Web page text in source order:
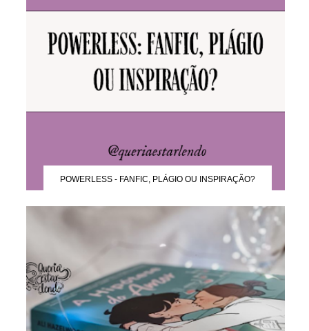
POWERLESS - FANFIC, PLÁGIO OU INSPIRAÇÃO?